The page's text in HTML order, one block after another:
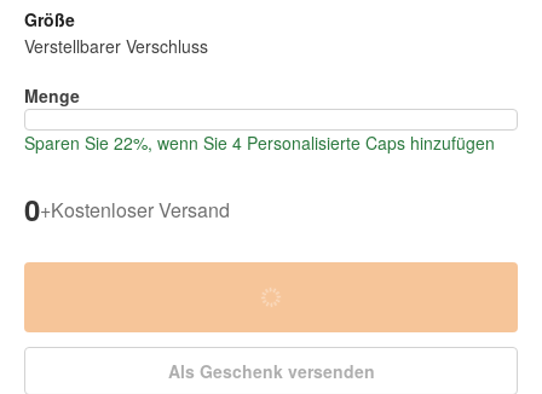
Größe
Verstellbarer Verschluss
Menge
Sparen Sie 22%, wenn Sie 4 Personalisierte Caps hinzufügen
0+Kostenloser Versand
Als Geschenk versenden